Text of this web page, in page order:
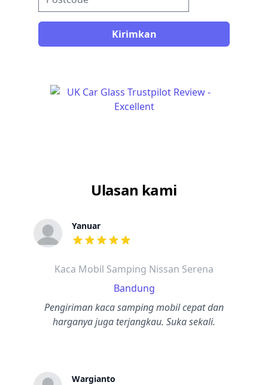
Kirimkan
Ulasan kami
Yanuar
dari ulasan adalah bintang lima
Kaca Mobil Samping Nissan Serena
Bandung
Pengiriman kaca samping mobil cepat dan
harganya juga terjangkau. Suka sekali.
Wargianto